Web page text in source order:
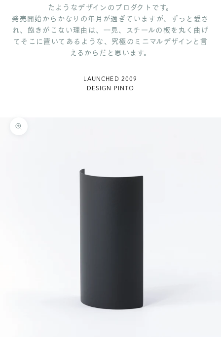
たようなデザインのプロダクトです。
発売開始からかなりの年月が過ぎていますが、ずっと愛さ
れ、飽きがこない理由は、一見、スチールの板を丸く曲げ
てそこに置いてあるような、究極のミニマルデザインと言
えるからだと思います。
LAUNCHED 2009
DESIGN PINTO
ズームイン